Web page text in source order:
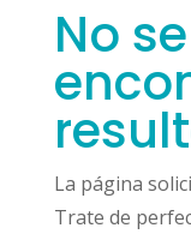
No se
La página
Trate de